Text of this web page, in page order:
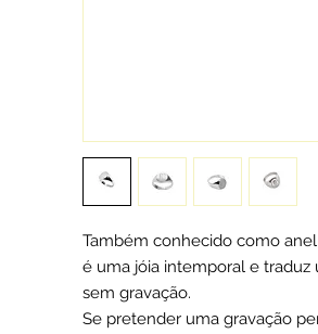
Também conhecido como
é uma jóia intemporal e traduz
sem gravação.
Se pretender uma gravação